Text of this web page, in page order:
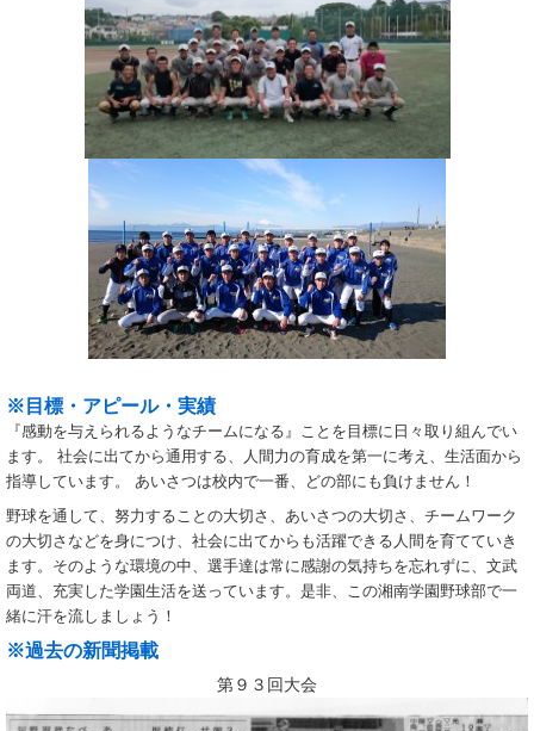
※目標・アピール・実績
『感動を与えられるようなチームになる』ことを目標に日々取り組んでい
ます。 社会に出てから通用する、人間力の育成を第一に考え、生活面から
指導しています。 あいさつは校内で一番、どの部にも負けません！
野球を通して、努力することの大切さ、あいさつの大切さ、チームワーク
の大切さなどを身につけ、社会に出てからも活躍できる人間を育てていき
ます。そのような環境の中、選手達は常に感謝の気持ちを忘れずに、文武
両道、充実した学園生活を送っています。是非、この湘南学園野球部で一
緒に汗を流しましょう！
※過去の新聞掲載
第９３回大会